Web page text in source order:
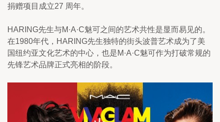
捐赠项目成立27 周年。
HARING先生与M·A·C魅可之间的艺术共性是显而易见的。
在1980年代，HARING先生独特的街头波普艺术成为了美
国纽约亚文化艺术的中心，也是M·A·C魅可作为打破常规的
先锋艺术品牌正式亮相的阶段。